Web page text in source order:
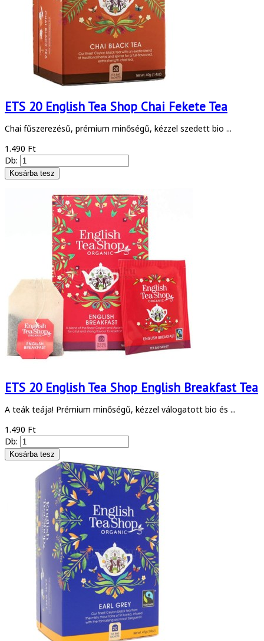
ETS 20 English Tea Shop Chai Fekete Tea
Chai fűszerezésű, prémium minőségű, kézzel szedett bio ...
1.490 Ft
Db:
ETS 20 English Tea Shop English Breakfast Tea
A teák teája! Prémium minőségű, kézzel válogatott bio és ...
1.490 Ft
Db: